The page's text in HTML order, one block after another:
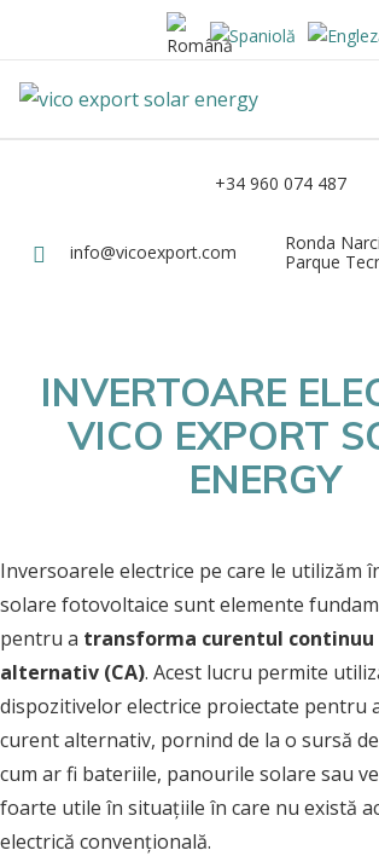
Vico Export Solar Energy
Teléfono
+34 960 074 487
Email
info@vicoexport.com
Ronda
Parque
INVERTOARE
VICO EXPORT
ENERGY
Inversoarele electrice pe care le utilizăm
solare fotovoltaice sunt elemente
pentru a transforma curentul continuu
alternativ (CA). Acest lucru permite
dispozitivelor electrice proiectate pentru
curent alternativ, pornind de la o sursă
cum ar fi bateriile, panourile solare sau
foarte utile în situațiile în care nu există
electrică convențională.